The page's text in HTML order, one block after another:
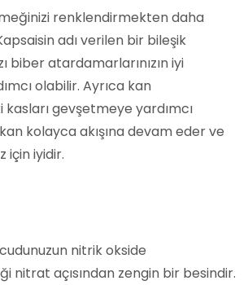
renklendirmekten daha
adı verilen bir bileşik
biber atardamarlarınızın iyi
olabilir. Ayrıca kan
kasları gevşetmeye yardımcı
kolayca akışına devam eder ve
için iyidir.
nitrik okside
nitrat açısından zengin bir besindir.